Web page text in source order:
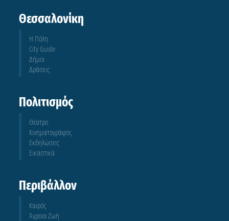
Θεσσαλονίκη
Η Πόλη
City Guide
Δήμοι
Δράσεις
Πολιτισμός
Θέατρο
Κινηματογράφος
Εκδηλώσεις
Εικαστικά
Περιβάλλον
Καιρός
Άγροια Ζωή